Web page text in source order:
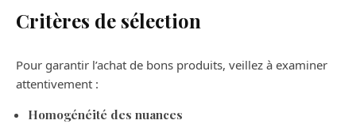
Critères de sélection
Pour garantir l’achat de bons produits, veillez à examiner
attentivement :
Homogénéité des nuances